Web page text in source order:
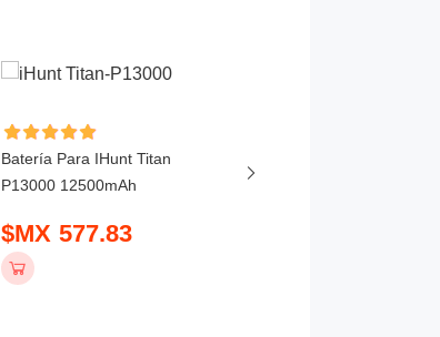
Batería Para IHunt Titan
P13000 12500mAh
$MX 577.83